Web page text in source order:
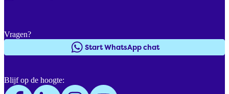
Vragen?
Start WhatsApp chat
Blijf op de hoogte: